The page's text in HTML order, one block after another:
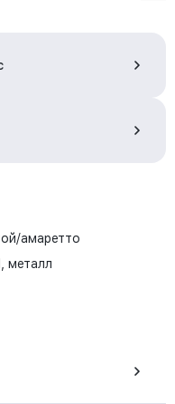
амаретто
металл